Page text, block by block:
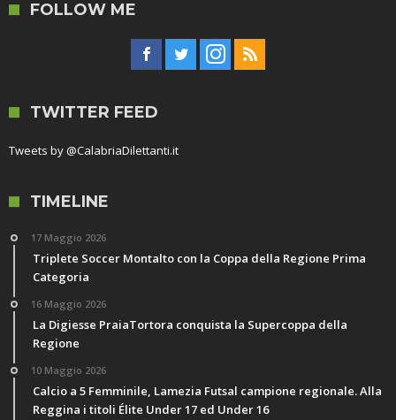
FOLLOW ME
TWITTER FEED
Tweets by @CalabriaDilettanti.it
TIMELINE
17 Maggio 2026
Triplete Soccer Montalto con la Coppa della Regione Prima
Categoria
16 Maggio 2026
La Digiesse PraiaTortora conquista la Supercoppa della
Regione
10 Maggio 2026
Calcio a 5 Femminile, Lamezia Futsal campione regionale. Alla
Reggina i titoli Élite Under 17 ed Under 16